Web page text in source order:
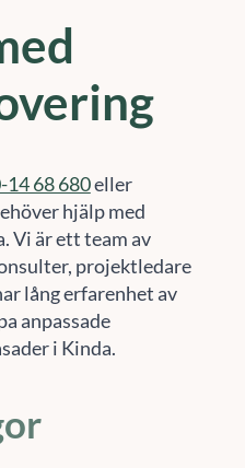
14 68 680eller
hjälp med
Vi är ett team av
projektledare
lång erfarenhet av
anpassade
i Kinda.